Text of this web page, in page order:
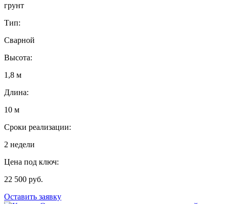
грунт
Тип:
Сварной
Высота:
1,8 м
Длина:
10 м
Сроки реализации:
2 недели
Цена под ключ:
22 500 руб.
Оставить заявку